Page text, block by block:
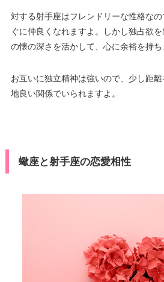
対する射手座はフレンドリーな性格な
ぐに仲良くなれますよ。しかし独占欲
の懐の深さを活かして、心に余裕を持ち
お互いに独立精神は強いので、少し距
地良い関係でいられますよ。
蠍座と射手座の恋愛相性